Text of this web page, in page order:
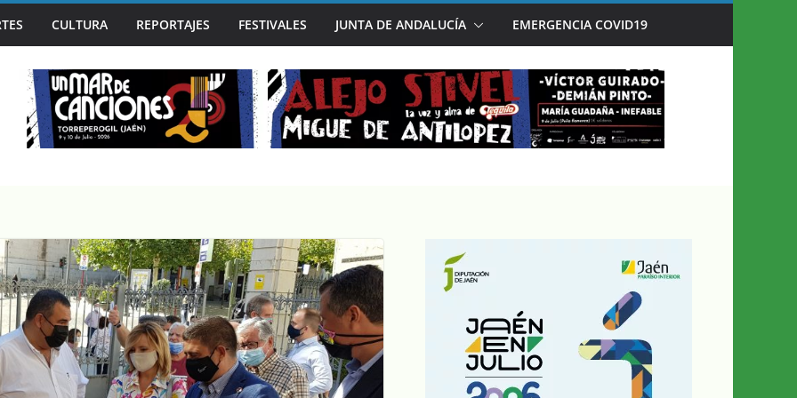
CAPITAL MUNDIAL DEL BLUES EN SU 30º ANIVERSARIO
CULTURA REPORTAJES FESTIVALES JUNTA DE ANDALUCÍA EMERGENCIA COVID19